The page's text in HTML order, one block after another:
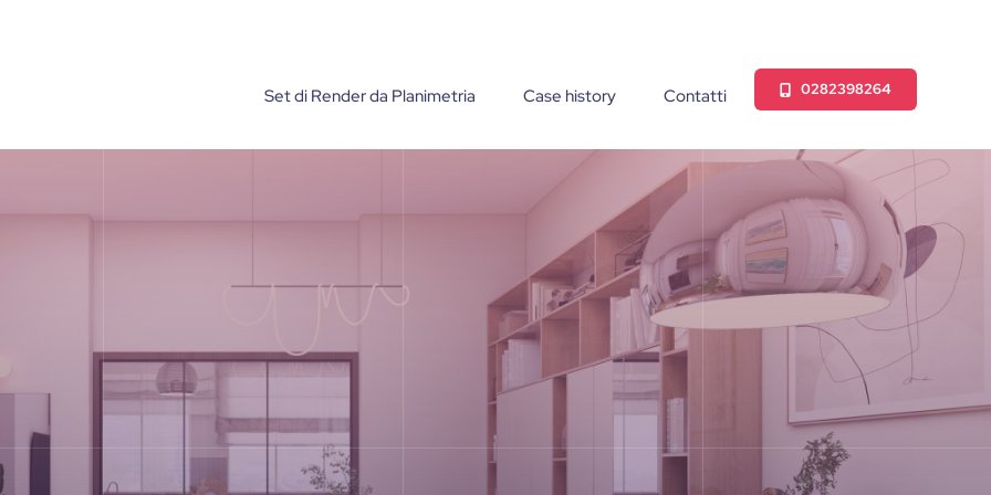
Set di Render da Planimetria Case history Contatti 0282398264